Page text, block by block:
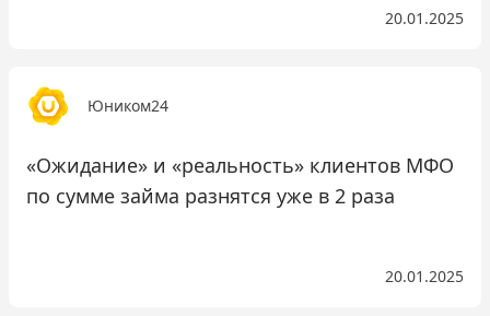
20.01.2025
Юником24
«Ожидание» и «реальность» клиентов МФО
по сумме займа разнятся уже в 2 раза
20.01.2025